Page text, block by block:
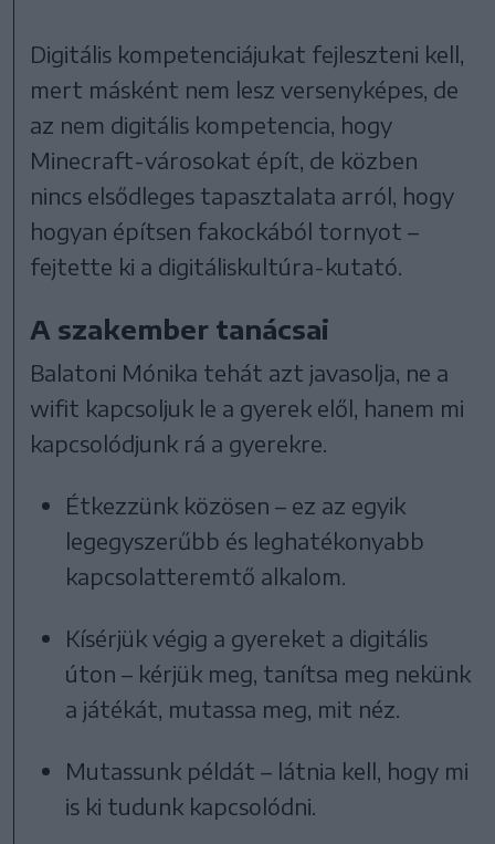
Digitális kompetenciájukat fejleszteni kell,
mert másként nem lesz versenyképes, de
az nem digitális kompetencia, hogy
Minecraft-városokat épít, de közben
nincs elsődleges tapasztalata arról, hogy
hogyan építsen fakockából tornyot –
fejtette ki a digitáliskultúra-kutató.
A szakember tanácsai
Balatoni Mónika tehát azt javasolja, ne a
wifit kapcsoljuk le a gyerek elől, hanem mi
kapcsolódjunk rá a gyerekre.
Étkezzünk közösen – ez az egyik
legegyszerűbb és leghatékonyabb
kapcsolatteremtő alkalom.
Kísérjük végig a gyereket a digitális
úton – kérjük meg, tanítsa meg nekünk
a játékát, mutassa meg, mit néz.
Mutassunk példát – látnia kell, hogy mi
is ki tudunk kapcsolódni.